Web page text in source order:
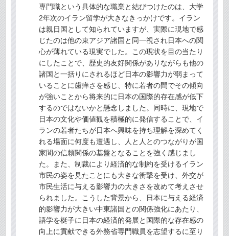
専門職という具体的な職業と結びつけたのは、大学
2年次のイラン留学が大きなきっかけです。イラン
は親日国として知られていますが、実際に現地で感
じたのは他の東アジア諸国と同一視され日本への関
心が薄れている現実でした。この現状を目の当たり
にしたことで、歴史的友好関係がありながらも他の
諸国と一括りにされるほど日本の影響力が弱まって
いることに歯痒さを感じ、特に若者の間でその傾向
が強いことから将来的に日本の国際的存在感が低下
するのではないかと懸念しました。同時に、現地で
日本の文化や価値観を積極的に発信することで、イ
ランの若者たちが日本へ興味を持ち理解を深めてく
れる場面に何度も遭遇し、人と人とのつながりが国
家間の信頼関係の基盤となることを強く感じまし
た。また、制裁により経済的な制約を受けるイラン
市民の姿を見たことにも大きな衝撃を受け、外交が
市民生活に与える影響力の大きさを改めて考えさせ
られました。こうした背景から、日本に与える経済
的影響力が大きい中東諸国との関係強化にあたり、
語学を梃子に日本の経済的発展と国際的な存在感の
向上に貢献できる外務省専門職員を志望するに至り